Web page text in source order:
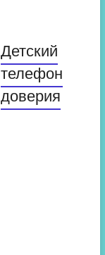
Детский
телефон
доверия